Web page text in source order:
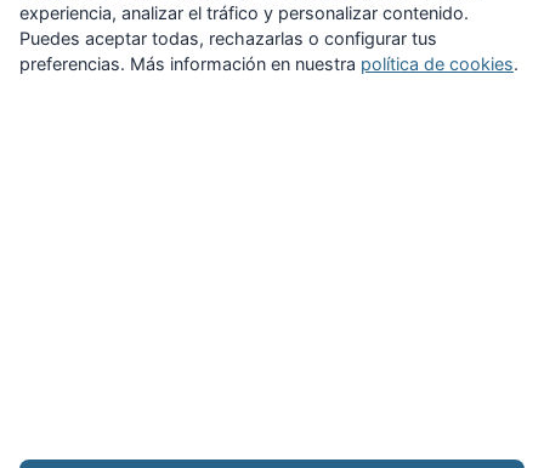
Aviso legal · Cookies · Configurar cookies · Privacidad · Contacto
experiencia, analizar el tráfico y personalizar contenido.
Puedes aceptar todas, rechazarlas o configurar tus
preferencias. Más información en nuestra política de cookies.